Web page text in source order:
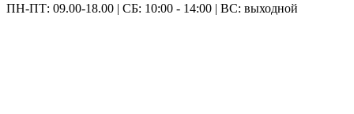
ПН-ПТ: 09.00-18.00 | СБ: 10:00 - 14:00 | ВС: выходной